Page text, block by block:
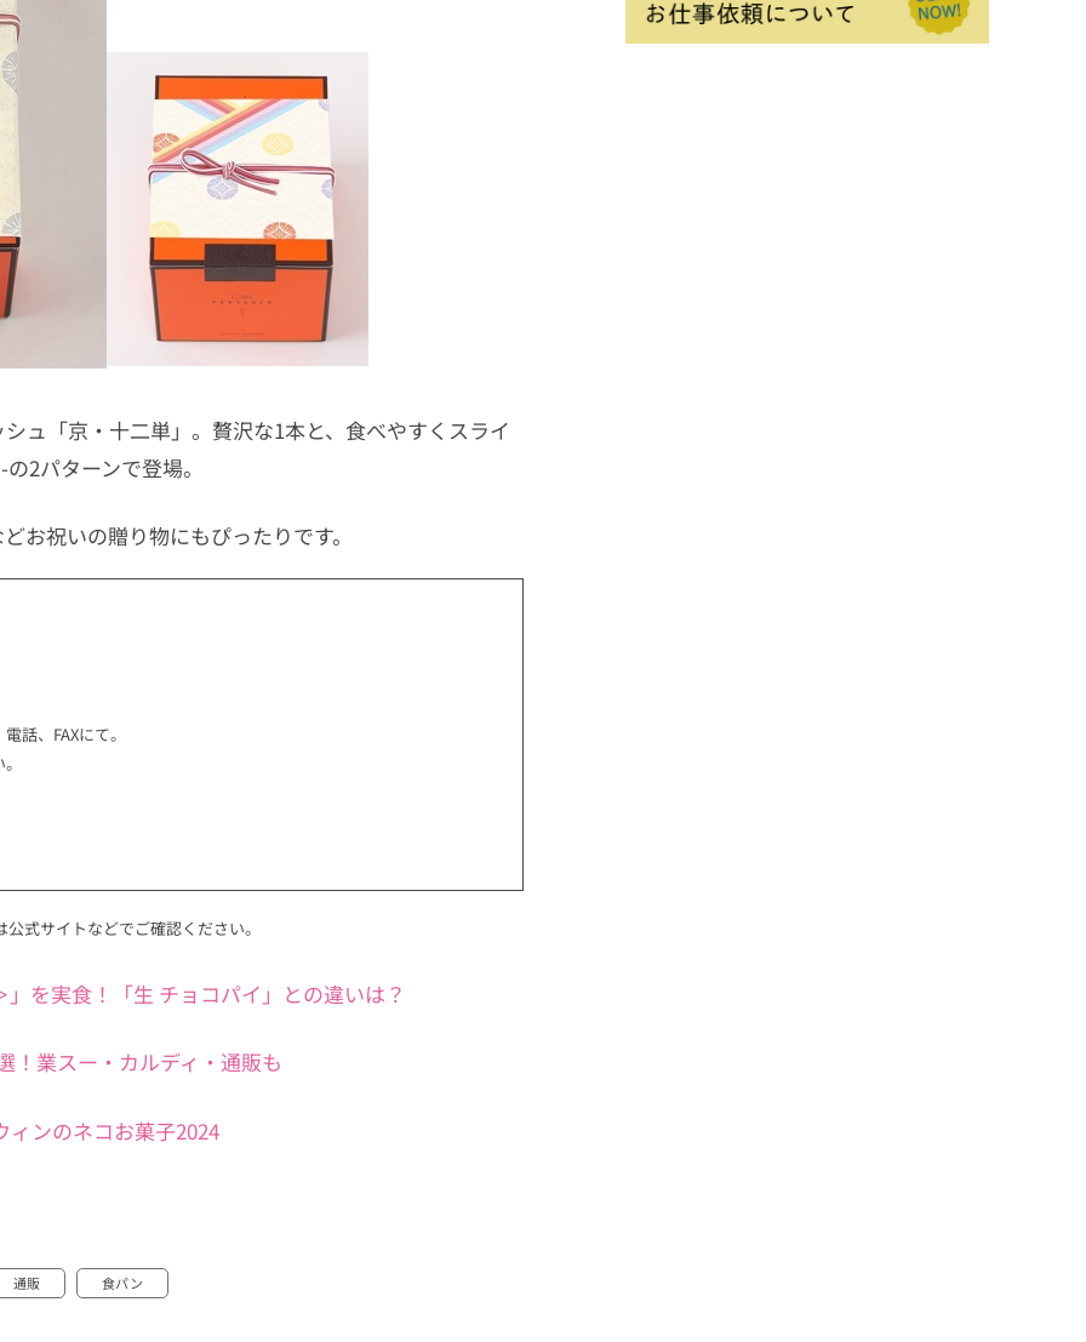
ュ「京・十二単」。贅沢な1本と、食べやすくスライ
2パターンで登場。
お祝いの贈り物にもぴったりです。
話、FAXにて。
式サイトなどでご確認ください。
を実食！「生 チョコパイ」との違いは？
！業スー・カルディ・通販も
ンのネコお菓子2024
通販 食パン